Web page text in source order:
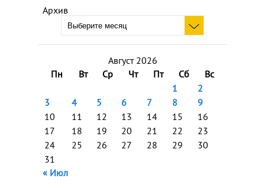
Архив
Август 2026
Пн
Вт Ср Чт Пт Сб
Вс
1
2
3
4 5 6 7 8
9
10
11 12 13 14 15
16
17
18 19 20 21 22
23
24
25 26 27 28 29
30
31
« Июл